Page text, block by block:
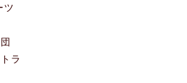
ツ
ラ